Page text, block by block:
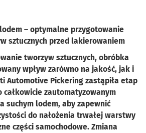
– optymalne przygotowanie
sztucznych przed lakierowaniem
tworzyw sztucznych, obróbka
wpływ zarówno na jakość, jak i
Automotive Pickering zastąpiła etap
całkowicie zautomatyzowanym
suchym lodem, aby zapewnić
do nałożenia trwałej warstwy
części samochodowe. Zmiana